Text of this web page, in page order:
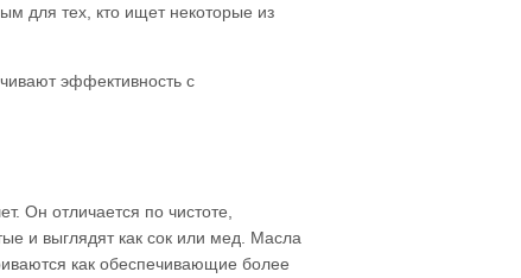
для тех, кто ищет некоторые из
эффективность с
Он отличается по чистоте,
и выглядят как сок или мед. Масла
как обеспечивающие более